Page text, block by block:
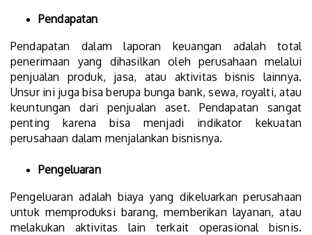
Pendapatan
Pendapatan dalam laporan keuangan adalah total
penerimaan yang dihasilkan oleh perusahaan melalui
penjualan produk, jasa, atau aktivitas bisnis lainnya.
Unsur ini juga bisa berupa bunga bank, sewa, royalti, atau
keuntungan dari penjualan aset. Pendapatan sangat
penting karena bisa menjadi indikator kekuatan
perusahaan dalam menjalankan bisnisnya.
Pengeluaran
Pengeluaran adalah biaya yang dikeluarkan perusahaan
untuk memproduksi barang, memberikan layanan, atau
melakukan aktivitas lain terkait operasional bisnis.